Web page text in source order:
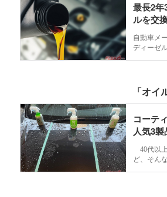
最長2
ルを交
自動車メ
ディーゼ
「オイ
コーテ
人気3
ンテ】
40代以
ど、そん